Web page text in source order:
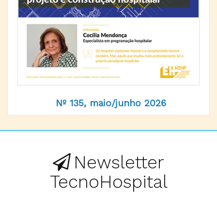
Nº 135, maio/junho 2026
Newsletter
TecnoHospital